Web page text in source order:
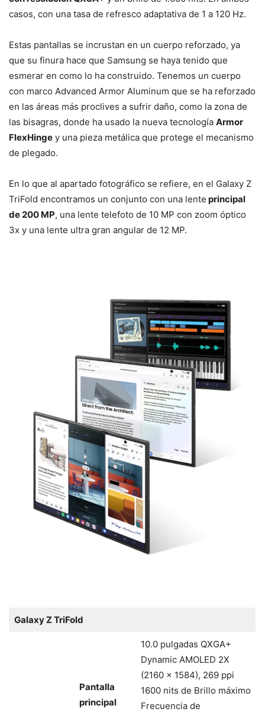
casos, con una tasa de refresco adaptativa de 1 a 120 Hz.
Estas pantallas se incrustan en un cuerpo reforzado, ya
que su finura hace que Samsung se haya tenido que
esmerar en como lo ha construido. Tenemos un cuerpo
con marco Advanced Armor Aluminum que se ha reforzado
en las áreas más proclives a sufrir daño, como la zona de
las bisagras, donde ha usado la nueva tecnología Armor
FlexHinge y una pieza metálica que protege el mecanismo
de plegado.
En lo que al apartado fotográfico se refiere, en el Galaxy Z
TriFold encontramos un conjunto con una lente principal
de 200 MP, una lente telefoto de 10 MP con zoom óptico
3x y una lente ultra gran angular de 12 MP.
Galaxy Z TriFold
Pantalla
principal
10.0 pulgadas QXGA+
Dynamic AMOLED 2X
(2160 x 1584), 269 ppi
1600 nits de Brillo máximo
Frecuencia de